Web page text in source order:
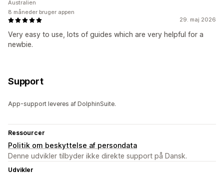
29. maj 2026
Very easy to use, lots of guides which are very helpful for a
newbie.
Australien
8 måneder bruger appen
Support
App-support leveres af DolphinSuite.
Ressourcer
Politik om beskyttelse af persondata
Denne udvikler tilbyder ikke direkte support på Dansk.
Udvikler